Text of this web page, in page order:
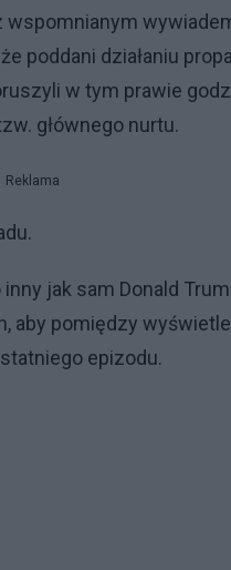
poddani działaniu
w tym prawie
głównego nurtu.
Reklama
jak sam Donald
pomiędzy
epizodu.